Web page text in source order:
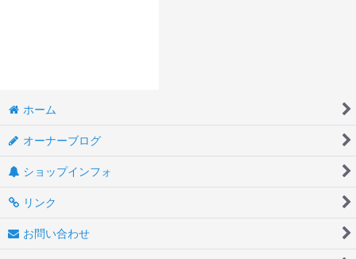
ホーム
オーナーブログ
ショップインフォ
リンク
お問い合わせ